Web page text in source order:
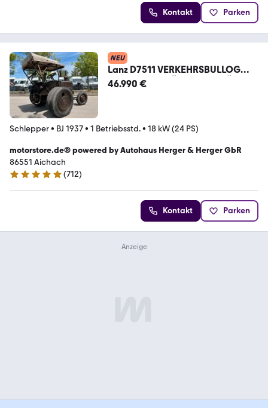
Kontakt Parken
NEU
Lanz D7511 VERKEHRSBULLOG
|BJ.1937|RARITÄT|UNIKAT|TÜV
46.990 €
Schlepper• BJ 1937• 1 Betriebsstd.• 18 kW (24 PS)
motorstore.de® powered by Autohaus Herger & Herger GbR
86551 Aichach
4.8 Sterne
(712)
Kontakt Parken